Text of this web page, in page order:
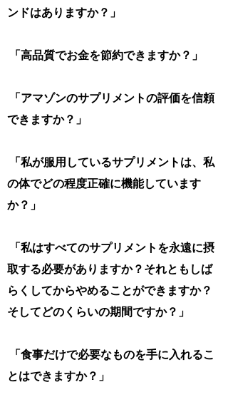
ンドはありますか？」
「高品質でお金を節約できますか？」
「アマゾンのサプリメントの評価を信頼
できますか？」
「私が服用しているサプリメントは、私
の体でどの程度正確に機能しています
か？」
「私はすべてのサプリメントを永遠に摂
取する必要がありますか？それともしば
らくしてからやめることができますか？
そしてどのくらいの期間ですか？」
「食事だけで必要なものを手に入れるこ
とはできますか？」